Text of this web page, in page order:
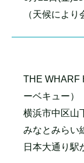
（天候により
THE WHARF
ーベキュー）
横浜市中区山
みなとみらい
日本大通り駅